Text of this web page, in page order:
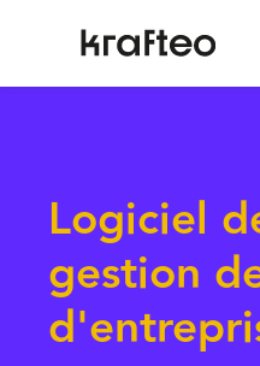
Logiciel
gestion